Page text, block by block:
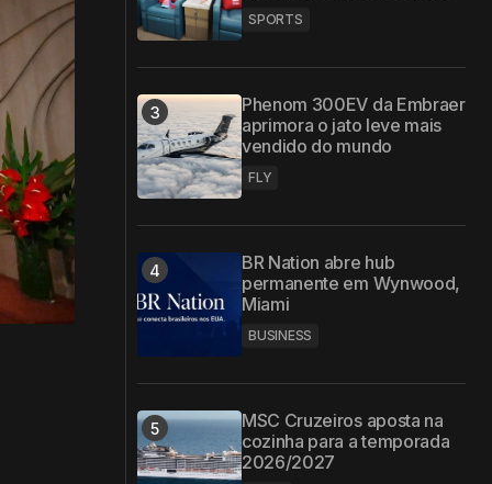
SPORTS
Phenom 300EV da Embraer
aprimora o jato leve mais
vendido do mundo
FLY
BR Nation abre hub
permanente em Wynwood,
Miami
BUSINESS
MSC Cruzeiros aposta na
cozinha para a temporada
2026/2027